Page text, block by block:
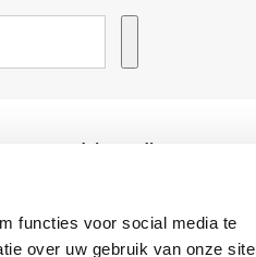
functies voor social media te
over uw gebruik van onze site
Advies nodig?
Instagram